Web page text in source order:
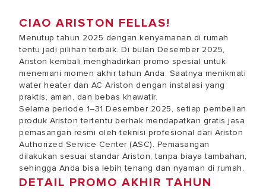
CIAO ARISTON FELLAS!
Menutup tahun 2025 dengan kenyamanan di rumah
tentu jadi pilihan terbaik. Di bulan Desember 2025,
Ariston kembali menghadirkan promo spesial untuk
menemani momen akhir tahun Anda. Saatnya menikmati
water heater dan AC Ariston dengan instalasi yang
praktis, aman, dan bebas khawatir.
Selama periode 1–31 Desember 2025, setiap pembelian
produk Ariston tertentu berhak mendapatkan gratis jasa
pemasangan resmi oleh teknisi profesional dari Ariston
Authorized Service Center (ASC). Pemasangan
dilakukan sesuai standar Ariston, tanpa biaya tambahan,
sehingga Anda bisa lebih tenang dan nyaman di rumah.
DETAIL PROMO AKHIR TAHUN